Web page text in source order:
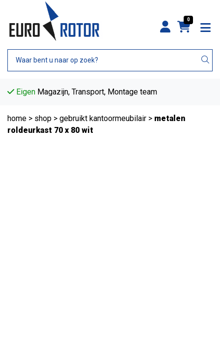
0
Eigen Magazijn, Transport, Montage team
home > shop > gebruikt kantoormeubilair > metalen
roldeurkast 70 x 80 wit